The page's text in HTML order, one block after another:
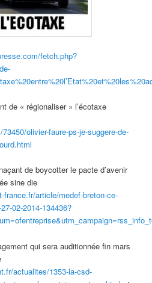
fetch.php?
de « régionaliser » l’écotaxe
olivier-faure-ps-je-suggere-de-
de boycotter le pacte d’avenir
sine die
france.fr/article/medef-breton-ce-
02-2014-134436?
qui sera auditionnée fin mars
actualites/1353-la-csd-